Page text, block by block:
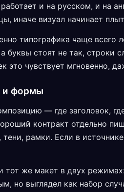
и на русском, и на
иначе визуал начинает
типографика чаще всего
буквы стоят не так,
это чувствует мгновенно,
и формы
— где заголовок,
контракт отдельно
рамки. Если в
тот же макет в двух
но выглядел как набор